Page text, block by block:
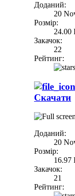
Доданий:
20
Розмір:
24.00
Закачок:
22
Рейтинг:
Скачати
Доданий:
20
Розмір:
16.97
Закачок:
21
Рейтинг: